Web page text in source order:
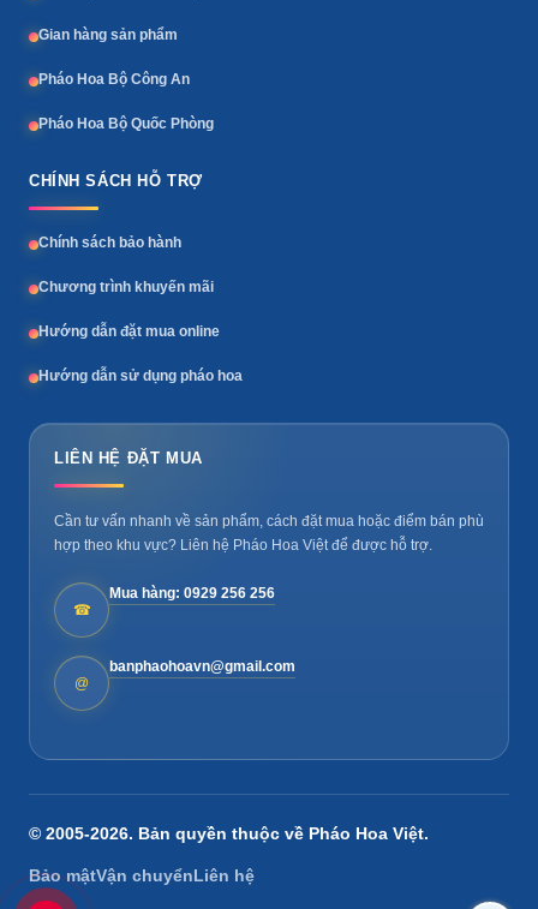
Gian hàng sản phẩm
Pháo Hoa Bộ Công An
Pháo Hoa Bộ Quốc Phòng
CHÍNH SÁCH HỖ TRỢ
Chính sách bảo hành
Chương trình khuyến mãi
Hướng dẫn đặt mua online
Hướng dẫn sử dụng pháo hoa
LIÊN HỆ ĐẶT MUA
Cần tư vấn nhanh về sản phẩm, cách đặt mua hoặc điểm bán phù
hợp theo khu vực? Liên hệ Pháo Hoa Việt để được hỗ trợ.
☎
Mua hàng: 0929 256 256
@
banphaohoavn@gmail.com
© 2005-2026. Bản quyền thuộc về Pháo Hoa Việt.
Bảo mậtVận chuyểnLiên hệ